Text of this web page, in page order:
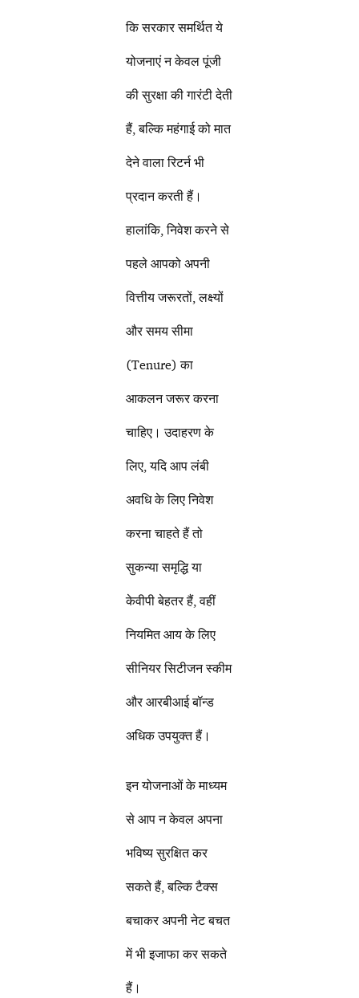
कि सरकार समर्थित ये
योजनाएं न केवल पूंजी
की सुरक्षा की गारंटी देती
हैं, बल्कि महंगाई को मात
देने वाला रिटर्न भी
प्रदान करती हैं।
हालांकि, निवेश करने से
पहले आपको अपनी
वित्तीय जरूरतों, लक्ष्यों
और समय सीमा
(Tenure) का
आकलन जरूर करना
चाहिए। उदाहरण के
लिए, यदि आप लंबी
अवधि के लिए निवेश
करना चाहते हैं तो
सुकन्या समृद्धि या
केवीपी बेहतर हैं, वहीं
नियमित आय के लिए
सीनियर सिटीजन स्कीम
और आरबीआई बॉन्ड
अधिक उपयुक्त हैं।
इन योजनाओं के माध्यम
से आप न केवल अपना
भविष्य सुरक्षित कर
सकते हैं, बल्कि टैक्स
बचाकर अपनी नेट बचत
में भी इजाफा कर सकते
हैं।